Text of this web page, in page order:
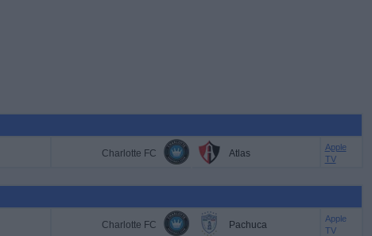
Charlotte FC Atlas
Apple
TV
Charlotte FC Pachuca
Apple
TV